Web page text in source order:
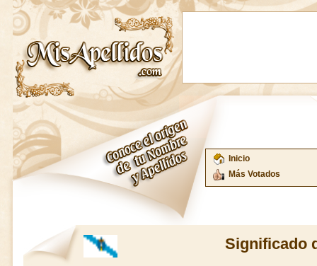
Inicio
Más Votados
Significado